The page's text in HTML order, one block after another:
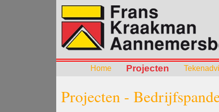
Home Projecten
Projecten -